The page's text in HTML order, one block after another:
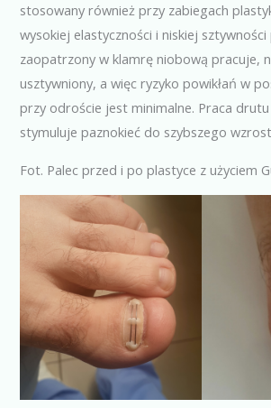
stosowany również przy zabiegach
wysokiej elastyczności i niskiej sztywności
zaopatrzony w klamrę niobową pracuje,
usztywniony, a więc ryzyko powikłań w
przy odroście jest minimalne. Praca
stymuluje paznokieć do szybszego
Fot. Palec przed i po plastyce z użyciem